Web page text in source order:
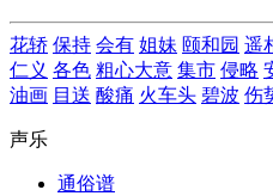
花轿 保持 会有 姐妹 颐和园 遥
仁义 各色 粗心大意 集市 侵略
油画 目送 酸痛 火车头 碧波 伤
声乐
通俗谱